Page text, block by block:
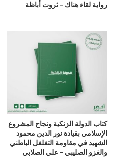
رواية لقاء هناك – ثروت أباظة
كتاب الدولة الزنكية ونجاح المشروع
الإسلامي بقيادة نور الدين محمود
الشهيد في مقاومة التغلغل الباطني
والغزو الصليبي – علي الصلابي